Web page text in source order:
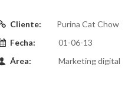
Cliente:
Purina Cat Chow
Fecha:
01-06-13
Área:
Marketing digital